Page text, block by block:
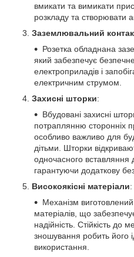
вмикати та вимикати
розкладу та створювати
Заземлювальний
Розетка обладнана
який забезпечує
електроприладів і
електричним струмом.
Захисні шторки:
Вбудовані захисні
потраплянню сторонніх
особливо важливо для
дітьми. Шторки
одночасного вставляння
гарантуючи додаткову
Високоякісні матеріали:
Механізм виготовлений
матеріалів, що
надійність. Стійкість до
зношування робить його
використання.